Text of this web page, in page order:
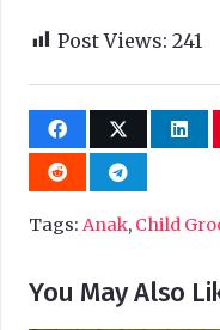
Post Views: 241
Tags: Anak, Child
You May Also